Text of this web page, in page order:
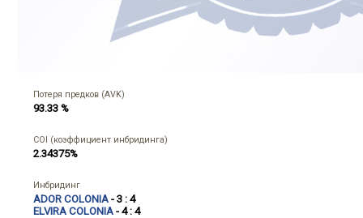
Потеря предков (AVK)
93.33 %
COI (коэффициент инбридинга)
2.34375%
Инбридинг
ADOR COLONIA - 3 : 4
ELVIRA COLONIA - 4 : 4